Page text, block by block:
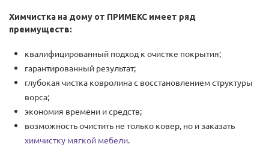
Химчистка на дому от ПРИМЕКС имеет ряд
преимуществ:
квалифицированный подход к очистке покрытия;
гарантированный результат;
глубокая чистка ковролина с восстановлением структуры
ворса;
экономия времени и средств;
возможность очистить не только ковер, но и заказать
химчистку мягкой мебели.